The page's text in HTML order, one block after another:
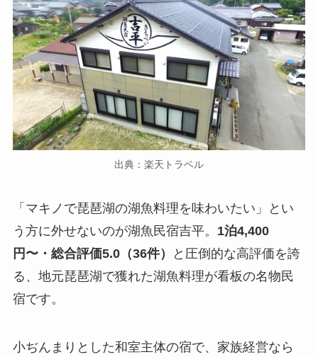
出典：楽天トラベル
「マキノで琵琶湖の湖魚料理を味わいたい」とい
う方に外せないのが湖魚民宿吉平。 1泊4,400
円〜・総合評価5.0（36件）
と圧倒的な高評価を誇
る、地元琵琶湖で獲れた湖魚料理が看板の名物民
宿です。
小ぢんまりとした和室主体の宿で、家族経営なら